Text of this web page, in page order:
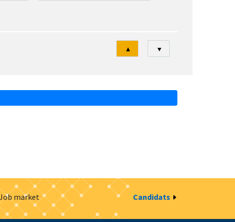
Tri
▲ ▼
market Candidats